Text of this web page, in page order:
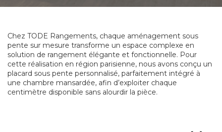
Chez TODE Rangements, chaque aménagement sous
pente sur mesure transforme un espace complexe en
solution de rangement élégante et fonctionnelle. Pour
cette réalisation en région parisienne, nous avons conçu un
placard sous pente personnalisé, parfaitement intégré à
une chambre mansardée, afin d’exploiter chaque
centimètre disponible sans alourdir la pièce.